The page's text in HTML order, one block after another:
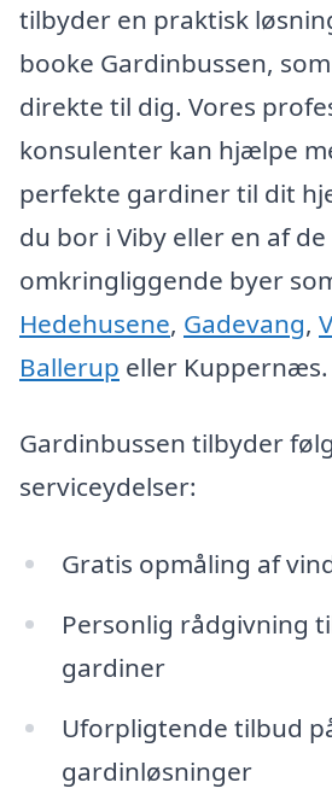
tilbyder en praktisk
booke Gardinbussen,
direkte til dig. Vores
konsulenter kan hjælpe
perfekte gardiner til dit
du bor i Viby eller en af de
omkringliggende byer
Hedehusene, Gadevang,
Ballerup eller Kuppernæs.
Gardinbussen tilbyder
serviceydelser:
Gratis opmåling af
Personlig rådgivning
gardiner
Uforpligtende tilbud
gardinløsninger